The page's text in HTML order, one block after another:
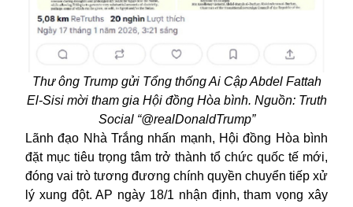
Thư ông Trump gửi Tổng thống Ai Cập Abdel Fattah
El-Sisi mời tham gia Hội đồng Hòa bình. Nguồn: Truth
Social “@realDonaldTrump”
Lãnh đạo Nhà Trắng nhấn mạnh, Hội đồng Hòa bình
đặt mục tiêu trọng tâm trở thành tổ chức quốc tế mới,
đóng vai trò tương đương chính quyền chuyển tiếp xử
lý xung đột. AP ngày 18/1 nhận định, tham vọng xây